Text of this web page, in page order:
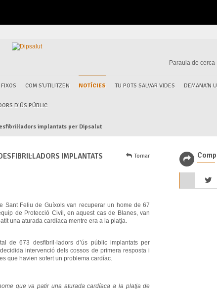
Paraula de cerca
COM S'UTILITZEN NOTÍCIES TU POTS SALVAR VIDES DEMANA'N
D’ÚS PÚBLIC
implantats per Dipsalut
IMPLANTATS
Tornar
Sant Feliu de Guíxols van recuperar un home de 67
de Protecció Civil, en aquest cas de Blanes, van
una aturada cardíaca mentre era a la platja.
de 673 desfibril·ladors d’ús públic implantats per
intervenció dels cossos de primera resposta i
que havien sofert un problema cardíac.
que va patir una aturada cardíaca a la platja de